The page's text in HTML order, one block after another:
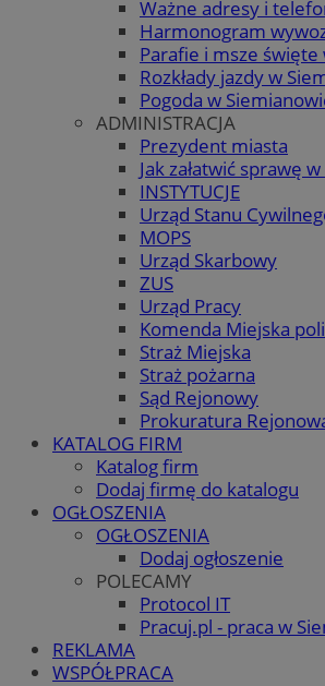
Ważne adresy i
Harmonogram
Parafie i msze święte
Rozkłady jazdy w
Pogoda w
ADMINISTRACJA
Prezydent miasta
Jak załatwić sprawę
INSTYTUCJE
Urząd Stanu
MOPS
Urząd Skarbowy
ZUS
Urząd Pracy
Komenda Miejska
Straż Miejska
Straż pożarna
Sąd Rejonowy
Prokuratura
KATALOG FIRM
Katalog firm
Dodaj firmę do katalogu
OGŁOSZENIA
OGŁOSZENIA
Dodaj ogłoszenie
POLECAMY
Protocol IT
Pracuj.pl - praca w
REKLAMA
WSPÓŁPRACA